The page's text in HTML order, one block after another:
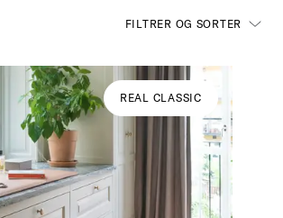
FILTRER OG SORTER
REAL CLASSIC